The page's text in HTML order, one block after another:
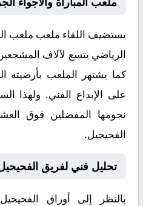
يستضيف اللقاء ملعب ملعب
الرياضي يتسع لآلاف
كما يشتهر الملعب بأرضيته
على الإبداع الفني. ولهذا
نجومها المفضلين فوق
الفحيحيل.
تحليل فني لفريق
بالنظر إلى أوراق الفحيحيل